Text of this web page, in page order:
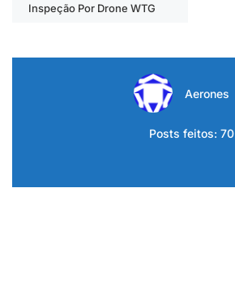
Inspeção Por Drone WTG
Aerones
Posts feitos: 70